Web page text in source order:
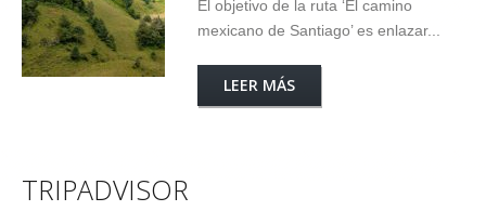
El objetivo de la ruta ‘El camino
mexicano de Santiago’ es enlazar...
LEER MÁS
TRIPADVISOR